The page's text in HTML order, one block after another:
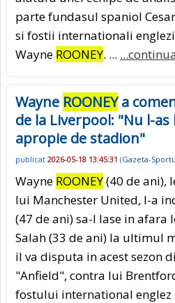
parte fundasul spaniol
si fostii internationali
Wayne ROONEY. ...
Wayne ROONEYa
de la Liverpool: "Nu l-as
apropie de stadion"
publicat 2026-05-18 13:45:31 (Gazeta-
Wayne ROONEY(40 de ani),
lui Manchester United, l-a
(47 de ani) sa-l lase in
Salah (33 de ani) la ultimul
il va disputa in acest sezon
"Anfield", contra lui
fostului international englez